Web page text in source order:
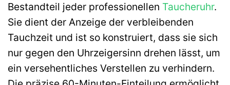
Bestandteil jeder professionellen Taucheruhr.
Sie dient der Anzeige der verbleibenden
Tauchzeit und ist so konstruiert, dass sie sich
nur gegen den Uhrzeigersinn drehen lässt, um
ein versehentliches Verstellen zu verhindern.